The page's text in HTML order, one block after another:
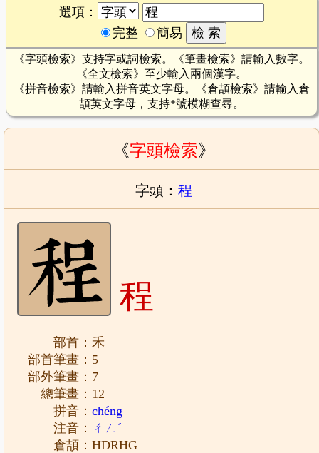
選項：
完整
簡易
《字頭檢索》支持字或詞檢索。《筆畫檢索》請輸入數字。
《全文檢索》至少輸入兩個漢字。
《拼音檢索》請輸入拼音英文字母。《倉頡檢索》請輸入倉
頡英文字母，支持*號模糊查尋。
《字頭檢索》
字頭： 程
程
部首：禾
部首筆畫：5
部外筆畫：7
總筆畫：12
拼音：chéng
注音：
ㄔㄥˊ
倉頡：HDRHG